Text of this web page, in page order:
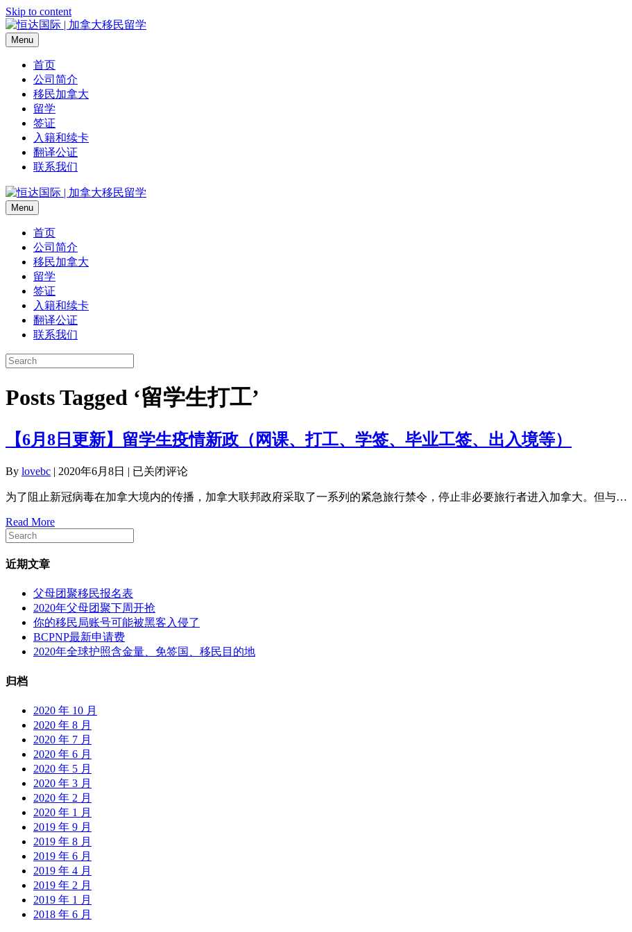
Skip to content
Menu
首页
公司简介
移民加拿大
留学
签证
入籍和续卡
翻译公证
联系我们
Menu
首页
公司简介
移民加拿大
留学
签证
入籍和续卡
翻译公证
联系我们
Posts Tagged ‘留学生打工’
【6月8日更新】留学生疫情新政（网课、打工、学签、毕业工签、出入境等）
By lovebc | 2020年6月8日 | 【6
8
更
新】
疫
情
新
（网
已关闭评论
为了阻止新冠病毒在加拿大境内的传播，加拿大联邦政府采取了一系列的紧急旅行禁令，停止非必要旅行者进入加拿大。但与…
Read More
近期文章
父母团聚移民报名表
2020年父母团聚下周开抢
你的移民局账号可能被黑客入侵了
BCPNP最新申请费
2020年全球护照含金量、免签国、移民目的地
归档
2020 年 10 月
2020 年 8 月
2020 年 7 月
2020 年 6 月
2020 年 5 月
2020 年 3 月
2020 年 2 月
2020 年 1 月
2019 年 9 月
2019 年 8 月
2019 年 6 月
2019 年 4 月
2019 年 2 月
2019 年 1 月
2018 年 6 月